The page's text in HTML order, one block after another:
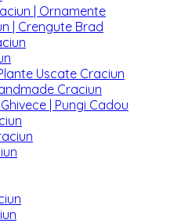
| Ornamente
| Crengute Brad
Uscate Craciun
Craciun
| Pungi Cadou